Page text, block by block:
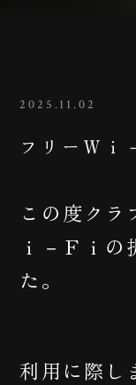
2025.11.02
フリーＷｉ
この度クラ
ｉ－Ｆｉ
た。
利用に際し